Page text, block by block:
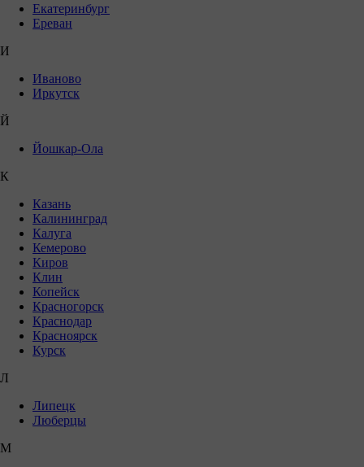
Екатеринбург
Ереван
И
Иваново
Иркутск
Й
Йошкар-Ола
К
Казань
Калининград
Калуга
Кемерово
Киров
Клин
Копейск
Красногорск
Краснодар
Красноярск
Курск
Л
Липецк
Люберцы
М